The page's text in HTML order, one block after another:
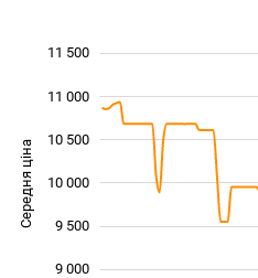
Середня ціна 10 000
9 000
9 500
10 000
10 500
11 000
11 500